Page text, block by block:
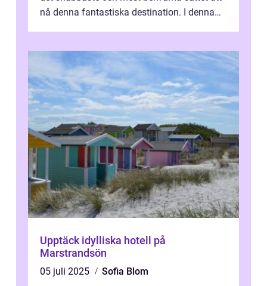
nå denna fantastiska destination. I denna
Upptäck idylliska hotell på
Marstrandsön
05 juli 2025
Sofia Blom